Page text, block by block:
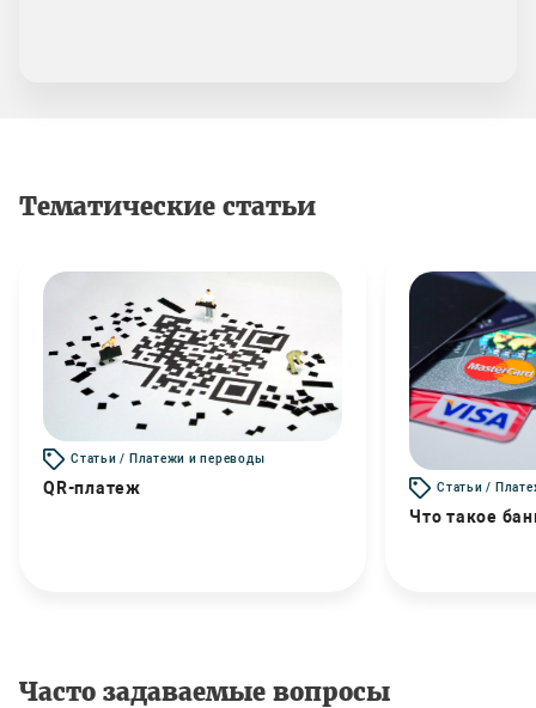
Тематические статьи
Статьи / Платежи и переводы
QR-платеж Статьи /
Что такое
Часто задаваемые вопросы